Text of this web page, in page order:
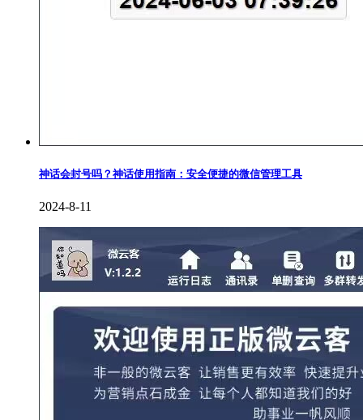
神话会封号吗？神话使用指南：安全便捷的微信管理工具
2024-8-11